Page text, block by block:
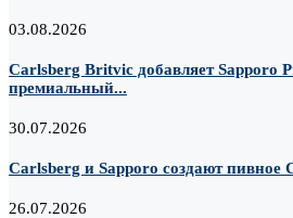
03.08.2026
Carlsberg Britvic добавляет Sapporo
премиальный...
30.07.2026
Carlsberg и Sapporo создают
26.07.2026